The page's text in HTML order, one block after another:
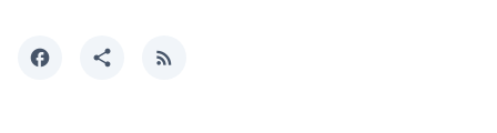
facebook share rss_feed